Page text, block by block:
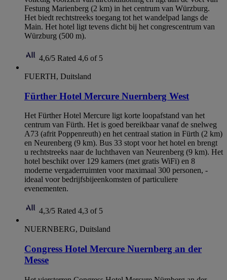
Festung Marienberg (2 km) in het centrum van Würzburg.
Het biedt rechtstreeks toegang tot het wandelpad langs de
Main. Het hotel ligt tevens dicht bij het congrescentrum van
Würzburg (500 m).
4,6/5 Rated 4,6 of 5
FUERTH, Duitsland
Fürther Hotel Mercure Nuernberg West
Het Fürther Hotel Mercure ligt korte loopafstand van het
centrum van Fürth. Het is goed bereikbaar vanaf de snelweg
A73 (afrit Poppenreuth) en het centraal station in Fürth (2 km)
en Neurenberg (9 km). Bus 33 stopt voor het hotel en brengt
u rechtstreeks naar de luchthaven van Neurenberg (9 km). Het
hotel beschikt over 129 kamers (met gratis WiFi) en 8
moderne vergaderruimten voor maximaal 300 personen, -
ideaal voor bedrijfsbijeenkomsten of particuliere
evenementen.
4,3/5 Rated 4,3 of 5
NUERNBERG, Duitsland
Congress Hotel Mercure Nuernberg an der
Messe